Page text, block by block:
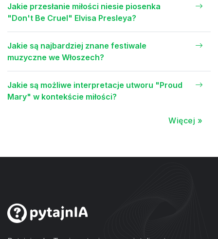
Jakie przesłanie miłości niesie piosenka
"Don't Be Cruel" Elvisa Presleya?
Jakie są najbardziej znane festiwale
muzyczne we Włoszech?
Jakie są możliwe interpretacje utworu "Proud
Mary" w kontekście miłości?
Więcej »